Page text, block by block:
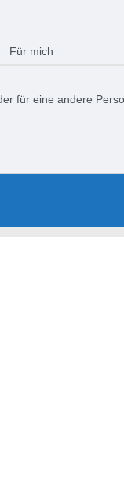
Für mich
für eine andere